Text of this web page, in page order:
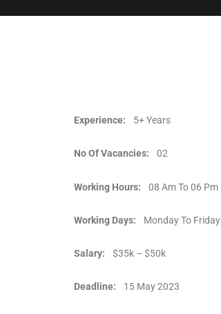
Experience: 5+ Years
No Of Vacancies: 02
Working Hours: 08 Am To 06 Pm
Working Days: Monday To Friday
Salary: $35k – $50k
Deadline: 15 May 2023